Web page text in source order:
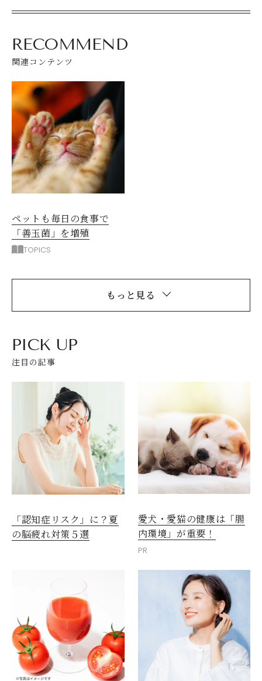
RECOMMEND
関連コンテンツ
ペットも毎日の食事で
「善玉菌」を増殖
TOPICS
もっと見る
PICK UP
注目の記事
「認知症リスク」に？夏
の脳疲れ対策５選
愛犬・愛猫の健康は「腸
内環境」が重要！
PR